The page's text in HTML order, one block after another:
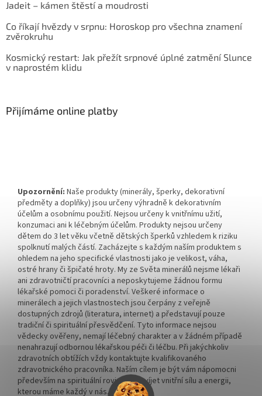
Jadeit – kámen štěstí a moudrosti
Co říkají hvězdy v srpnu: Horoskop pro všechna znamení
zvěrokruhu
Kosmický restart: Jak přežít srpnové úplné zatmění Slunce
v naprostém klidu
Přijímáme online platby
Upozornění: Naše produkty (minerály, šperky, dekorativní
předměty a doplňky) jsou určeny výhradně k dekorativním
účelům a osobnímu použití. Nejsou určeny k vnitřnímu užití,
konzumaci ani k léčebným účelům. Produkty nejsou určeny
dětem do 3 let věku včetně dětských šperků vzhledem k riziku
spolknutí malých částí. Zacházejte s každým naším produktem s
ohledem na jeho specifické vlastnosti jako je velikost, váha,
ostré hrany či špičaté hroty. My ze Světa minerálů nejsme lékaři
ani zdravotničtí pracovníci a neposkytujeme žádnou formu
lékařské pomoci či poradenství. Veškeré informace o
minerálech a jejich vlastnostech jsou čerpány z veřejně
dostupných zdrojů (literatura, internet) a představují pouze
tradiční či spirituální přesvědčení. Tyto informace nejsou
vědecky ověřeny, nemají léčebný charakter a v žádném případě
nenahrazují odbornou lékařskou péči či léčbu. Při jakýchkoliv
zdravotních obtížích vždy kontaktujte kvalifikovaného
zdravotnického pracovníka. Naším cílem je být vám nápomocni
především na spirituální rovině a rozvíjet vnitřní sílu a energii,
kterou máme každý v nás.